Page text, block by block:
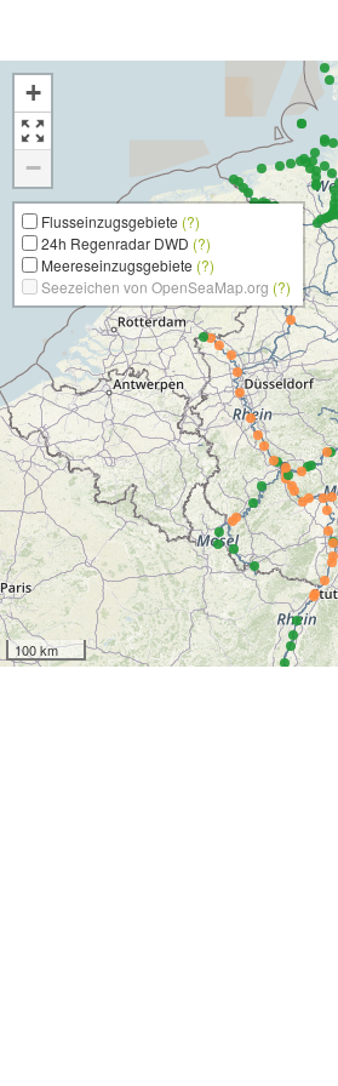
+
−
Flusseinzugsgebiete (?)
24h Regenradar DWD (?)
Meereseinzugsgebiete (?)
Seezeichen von OpenSeaMap.org (?)
100 km